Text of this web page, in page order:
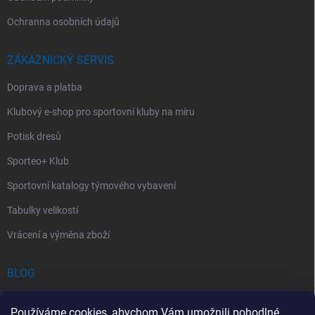
Ochranna osobních údajů
ZÁKAZNICKÝ SERVIS
Doprava a platba
Klubový e-shop pro sportovní kluby na míru
Potisk dresů
Sporteo+ Klub
Sportovní katalogy týmového vybavení
Tabulky velikostí
Vrácení a výměna zboží
BLOG